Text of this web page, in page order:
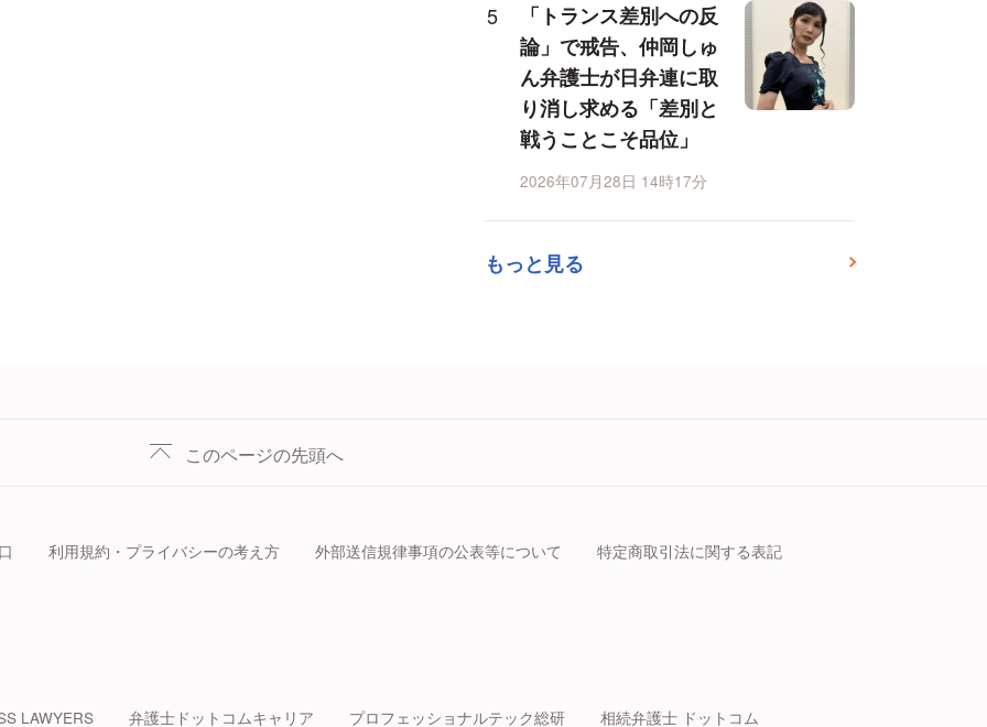
「トランス差別への反
論」で戒告、仲岡しゅ
ん弁護士が日弁連に取
り消し求める「差別と
戦うことこそ品位」
2026年07月28日 14時17分
もっと見る
このページの先頭へ
利用規約・プライバシーの考え方 外部送信規律事項の公表等について 特定商取引法に関する表記
LAWYERS 弁護士ドットコムキャリア プロフェッショナルテック総研 相続弁護士 ドットコム